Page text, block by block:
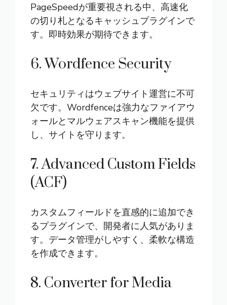
PageSpeedが重要視される中、高速化
の切り札となるキャッシュプラグインで
す。即時効果が期待できます。
6. Wordfence Security
セキュリティはウェブサイト運営に不可
欠です。Wordfenceは強力なファイアウ
ォールとマルウェアスキャン機能を提供
し、サイトを守ります。
7. Advanced Custom Fields
(ACF)
カスタムフィールドを直感的に追加でき
るプラグインで、開発者に人気がありま
す。データ管理がしやすく、柔軟な構造
を作成できます。
8. Converter for Media